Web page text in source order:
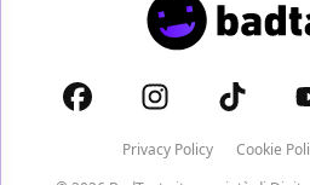
Privacy Policy Cookie